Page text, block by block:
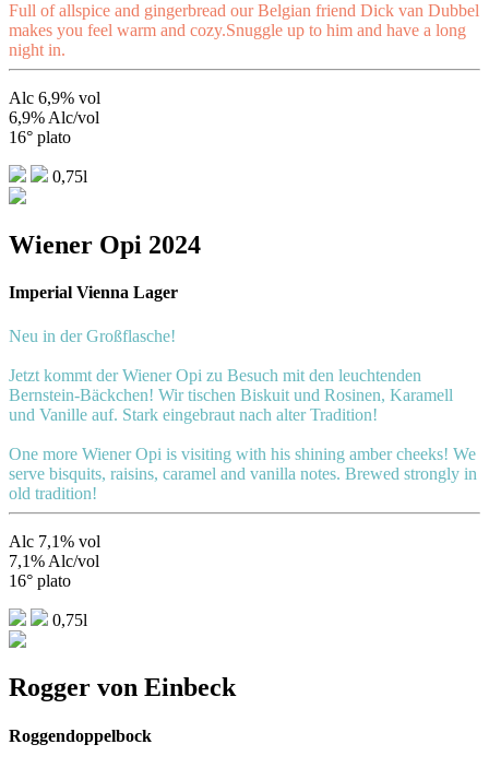
Full of allspice and gingerbread our Belgian friend Dick van Dubbel
makes you feel warm and cozy.Snuggle up to him and have a long
night in.
Alc 6,9% vol
6,9% Alc/vol
16° plato
0,75l
Wiener Opi 2024
Imperial Vienna Lager
Neu in der Großflasche!
Jetzt kommt der Wiener Opi zu Besuch mit den leuchtenden
Bernstein-Bäckchen! Wir tischen Biskuit und Rosinen, Karamell
und Vanille auf. Stark eingebraut nach alter Tradition!
One more Wiener Opi is visiting with his shining amber cheeks! We
serve bisquits, raisins, caramel and vanilla notes. Brewed strongly in
old tradition!
Alc 7,1% vol
7,1% Alc/vol
16° plato
0,75l
Rogger von Einbeck
Roggendoppelbock